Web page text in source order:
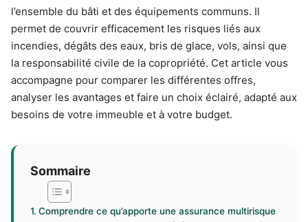
l’ensemble du bâti et des équipements communs. Il
permet de couvrir efficacement les risques liés aux
incendies, dégâts des eaux, bris de glace, vols, ainsi que
la responsabilité civile de la copropriété. Cet article vous
accompagne pour comparer les différentes offres,
analyser les avantages et faire un choix éclairé, adapté aux
besoins de votre immeuble et à votre budget.
Sommaire
Comprendre ce qu’apporte une assurance multirisque